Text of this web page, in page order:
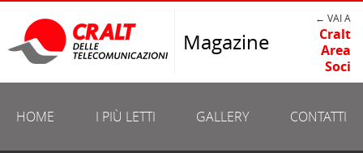
Magazine
← VAI A
Cralt
Area
Soci
HOME I PIÙ LETTI GALLERY CONTATTI